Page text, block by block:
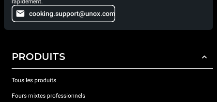
rapidement.
cooking.support@unox.com
PRODUITS
Tous les produits
Fours mixtes professionnels